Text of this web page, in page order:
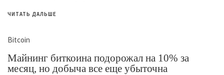
ЧИТАТЬ ДАЛЬШЕ
Bitcoin
Майнинг биткоина подорожал на 10% за
месяц, но добыча все еще убыточна